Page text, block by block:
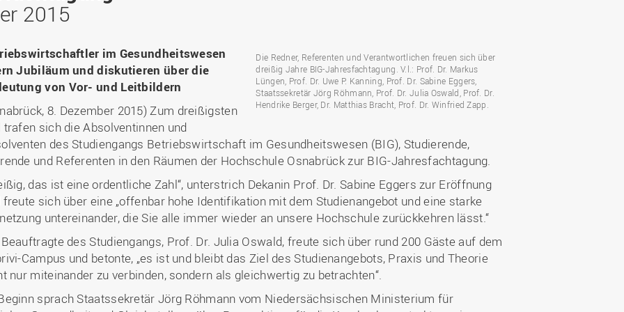
Gaststudierende
Winterprogramme
als Fremdsprache
Informationen für
internationaler
(FIT) in Osnabrück
Studienqualitätsmittel
LearningCenter
Career Services
Engagement
Das bietet Osnabrück
Das bietet Lingen
schwerpunkte
und
Center
Kooperationsmöglichkeiten
Forschungsergebnisse für
Gründungen | Start-Ups
Transfer in die Gesellschaft
Forschungs-Nachrichten
Veranstaltungen und
Fachtagungen
Förderungen und Preisen
Forschungsbericht
Personalentwicklung
und Transfer
Fördergesellschaft
Hochschulzentrum China
UAS7
Ingenieurwissenschaften
und Informatik (IuI)
Institut für Musik (IfM)
Kultur und
(MKT, Campus
und
Sozialwissenschaften
Bibliothek
Professional School
Amtsblatt
Personensuche
2015
Die Redner, Referenten und Verantwortlichen freuen sich über
dreißig Jahre BIG-Jahresfachtagung. V.l.: Prof. Dr. Markus
Lüngen, Prof. Dr. Uwe P. Kanning, Prof. Dr. Sabine Eggers,
Staatssekretär Jörg Röhmann, Prof. Dr. Julia Oswald, Prof. Dr.
Hendrike Berger, Dr. Matthias Bracht, Prof. Dr. Winfried Zapp.
im Gesundheitswesen
Jubiläum und diskutieren über die
von Vor- und Leitbildern
8. Dezember 2015) Zum dreißigsten
trafen sich die Absolventinnen und
des Studiengangs Betriebswirtschaft im Gesundheitswesen (BIG), Studierende,
und Referenten in den Räumen der Hochschule Osnabrück zur BIG-Jahresfachtagung.
das ist eine ordentliche Zahl“, unterstrich Dekanin Prof. Dr. Sabine Eggers zur Eröffnung
freute sich über eine „offenbar hohe Identifikation mit dem Studienangebot und eine starke
untereinander, die Sie alle immer wieder an unsere Hochschule zurückkehren lässt.“
des Studiengangs, Prof. Dr. Julia Oswald, freute sich über rund 200 Gäste auf dem
Campus und betonte, „es ist und bleibt das Ziel des Studienangebots, Praxis und Theorie
nur miteinander zu verbinden, sondern als gleichwertig zu betrachten“.
sprach Staatssekretär Jörg Röhmann vom Niedersächsischen Ministerium für